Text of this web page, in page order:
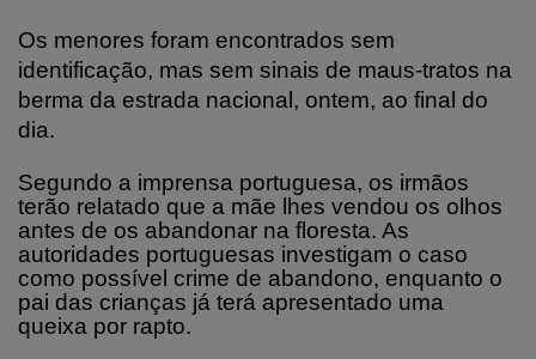
Os menores foram encontrados sem
identificação, mas sem sinais de maus-tratos na
berma da estrada nacional, ontem, ao final do
dia.
Segundo a imprensa portuguesa, os irmãos
terão relatado que a mãe lhes vendou os olhos
antes de os abandonar na floresta. As
autoridades portuguesas investigam o caso
como possível crime de abandono, enquanto o
pai das crianças já terá apresentado uma
queixa por rapto.